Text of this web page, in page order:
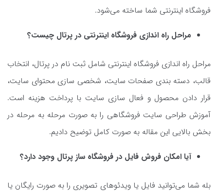
فروشگاه اینترنتی شما ساخته می‌شود.
مراحل راه اندازی فروشگاه اینترنتی در پرتال چیست؟
مراحل راه اندازی فروشگاه اینترنتی شامل ثبت نام در پرتال، انتخاب
قالب، دسته بندی صفحات سایت، شخصی سازی محتوای سایت،
قرار دادن محصول و فعال سازی سایت با پرداخت هزینه است.
آموزش طراحی سایت فروشگاهی را به صورت مرحله به مرحله در
بخش بالایی این مقاله به صورت کامل توضیح دادیم.
آیا امکان فروش فایل در فروشگاه ساز پرتال وجود دارد؟
بله شما می‌توانید فایل یا ویدئوهای تصویری را به صورت رایگان یا